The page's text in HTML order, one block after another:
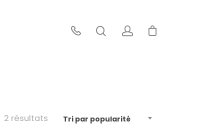
Tri par popularité
2 résultats